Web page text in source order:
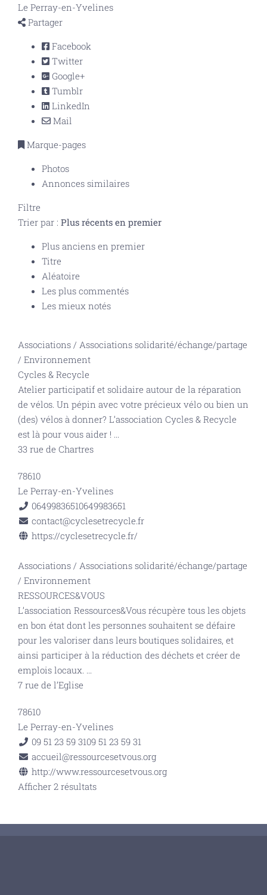
Le Perray-en-Yvelines
Partager
Facebook
Twitter
Google+
Tumblr
LinkedIn
Mail
Marque-pages
Photos
Annonces similaires
Filtre
Trier par : Plus récents en premier
Plus anciens en premier
Titre
Aléatoire
Les plus commentés
Les mieux notés
Associations / Associations solidarité/échange/partage
/ Environnement
Cycles & Recycle
Atelier participatif et solidaire autour de la réparation
de vélos. Un pépin avec votre précieux vélo ou bien un
(des) vélos à donner? L’association Cycles & Recycle
est là pour vous aider ! ...
33 rue de Chartres
78610
Le Perray-en-Yvelines
06499836510649983651
contact@cyclesetrecycle.fr
https://cyclesetrecycle.fr/
Associations / Associations solidarité/échange/partage
/ Environnement
RESSOURCES&VOUS
L’association Ressources&Vous récupère tous les objets
en bon état dont les personnes souhaitent se défaire
pour les valoriser dans leurs boutiques solidaires, et
ainsi participer à la réduction des déchets et créer de
emplois locaux. ...
7 rue de l’Eglise
78610
Le Perray-en-Yvelines
09 51 23 59 3109 51 23 59 31
accueil@ressourcesetvous.org
http://www.ressourcesetvous.org
Afficher 2 résultats